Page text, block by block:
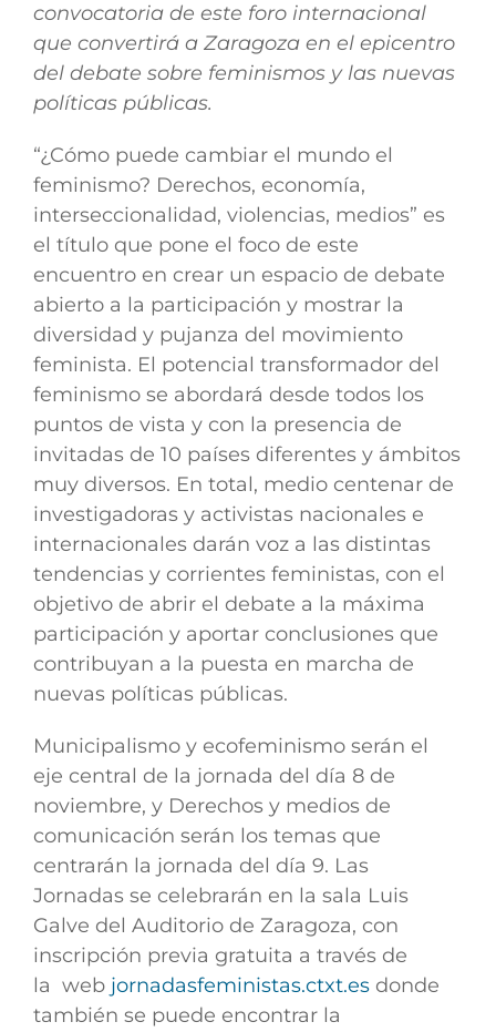
convocatoria de este foro internacional
que convertirá a Zaragoza en el epicentro
del debate sobre feminismos y las nuevas
políticas públicas.
“¿Cómo puede cambiar el mundo el
feminismo? Derechos, economía,
interseccionalidad, violencias, medios” es
el título que pone el foco de este
encuentro en crear un espacio de debate
abierto a la participación y mostrar la
diversidad y pujanza del movimiento
feminista. El potencial transformador del
feminismo se abordará desde todos los
puntos de vista y con la presencia de
invitadas de 10 países diferentes y ámbitos
muy diversos. En total, medio centenar de
investigadoras y activistas nacionales e
internacionales darán voz a las distintas
tendencias y corrientes feministas, con el
objetivo de abrir el debate a la máxima
participación y aportar conclusiones que
contribuyan a la puesta en marcha de
nuevas políticas públicas.
Municipalismo y ecofeminismo serán el
eje central de la jornada del día 8 de
noviembre, y Derechos y medios de
comunicación serán los temas que
centrarán la jornada del día 9. Las
Jornadas se celebrarán en la sala Luis
Galve del Auditorio de Zaragoza, con
inscripción previa gratuita a través de
la web jornadasfeministas.ctxt.es donde
también se puede encontrar la